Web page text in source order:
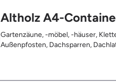
Altholz A4-
Gartenzäune, -möbel, -häuser,
Außenpfosten, Dachsparren,
verbranntes Holz, Fensterrahmen,